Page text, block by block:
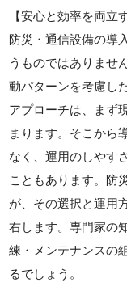
【安心と効率を両立
防災・通信設備の導
うものではありませ
動パターンを考慮し
アプローチは、まず
まります。そこから
なく、運用のしやす
こともあります。防
が、その選択と運用
右します。専門家の
練・メンテナンスの
るでしょう。